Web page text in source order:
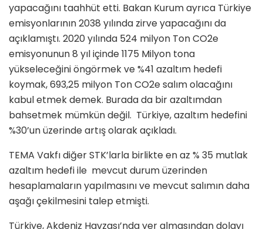
yapacağını taahhüt etti. Bakan Kurum ayrıca Türkiye
emisyonlarının 2038 yılında zirve yapacağını da
açıklamıştı. 2020 yılında 524 milyon Ton CO2e
emisyonunun 8 yıl içinde 1175 Milyon tona
yükseleceğini öngörmek ve %41 azaltım hedefi
koymak, 693,25 milyon Ton CO2e salım olacağını
kabul etmek demek. Burada da bir azaltımdan
bahsetmek mümkün değil. Türkiye, azaltım hedefini
%30’un üzerinde artış olarak açıkladı.
TEMA Vakfı diğer STK’larla birlikte en az % 35 mutlak
azaltım hedefi ile mevcut durum üzerinden
hesaplamaların yapılmasını ve mevcut salımın daha
aşağı çekilmesini talep etmişti.
Türkiye, Akdeniz Havzası’nda yer almasından dolayı